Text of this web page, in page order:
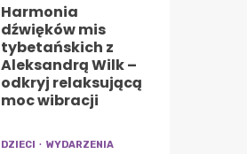
Harmonia
dźwięków mis
tybetańskich z
Aleksandrą Wilk –
odkryj relaksującą
moc wibracji
DZIECI WYDARZENIA